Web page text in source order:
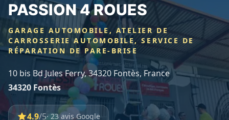
PASSION 4 ROUES
GARAGE AUTOMOBILE, ATELIER DE
CARROSSERIE AUTOMOBILE, SERVICE DE
RÉPARATION DE PARE-BRISE
10 bis Bd Jules Ferry, 34320 Fontès, France
34320 Fontès
4.9/5· 23 avis Google